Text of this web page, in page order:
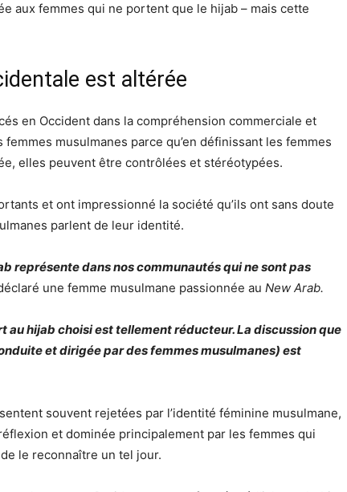
aux femmes qui ne portent que le hijab – mais cette
est altérée
en Occident dans la compréhension commerciale et
musulmanes parce qu’en définissant les femmes
elles peuvent être contrôlées et stéréotypées.
et ont impressionné la société qu’ils ont sans doute
parlent de leur identité.
représente dans nos communautés qui ne sont pas
une femme musulmane passionnée au New Arab.
au hijab choisi est tellement réducteur. La discussion que
et dirigée par des femmes musulmanes) est
souvent rejetées par l’identité féminine musulmane,
et dominée principalement par les femmes qui
le reconnaître un tel jour.